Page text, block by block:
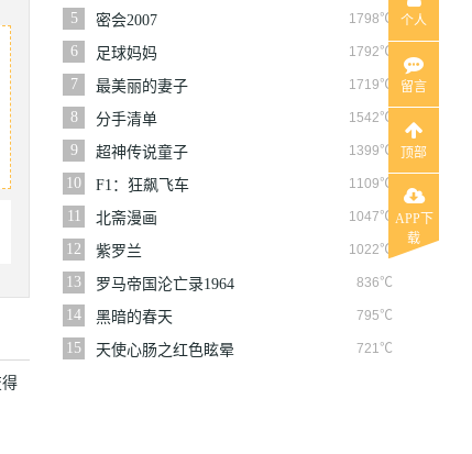
5
1798℃
密会2007
6
1792℃
足球妈妈
7
1719℃
最美丽的妻子
8
1542℃
分手清单
9
1399℃
超神传说童子
10
1109℃
F1：狂飙飞车
11
1047℃
北斋漫画
12
1022℃
紫罗兰
13
836℃
罗马帝国沦亡录1964
14
795℃
黑暗的春天
15
721℃
天使心肠之红色眩晕
个人
留言
顶部
APP下
载